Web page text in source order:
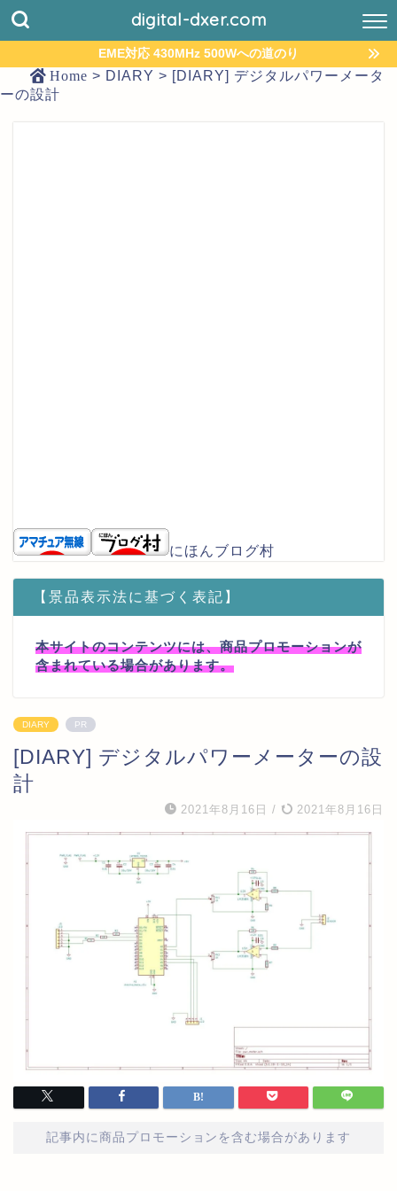
digital-dxer.com
EME対応 430MHz 500Wへの道のり
Home > DIARY > [DIARY] デジタルパワーメータ
ーの設計
にほんブログ村
【景品表示法に基づく表記】
本サイトのコンテンツには、商品プロモーションが
含まれている場合があります。
DIARY PR
[DIARY] デジタルパワーメーターの設
計
2021年8月16日 / 2021年8月16日
記事内に商品プロモーションを含む場合があります